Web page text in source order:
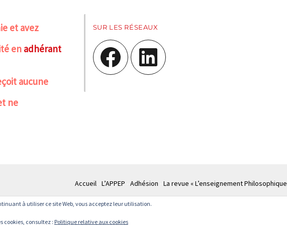
et avez
en adhérant
aucune
ne
SUR LES RÉSEAUX
Facebook LinkedIn
Accueil L’APPEP Adhésion La revue « L’enseignement
© APPEP Mentions légales
à utiliser ce site Web, vous acceptez leur utilisation.
cookies, consultez : Politique relative aux cookies